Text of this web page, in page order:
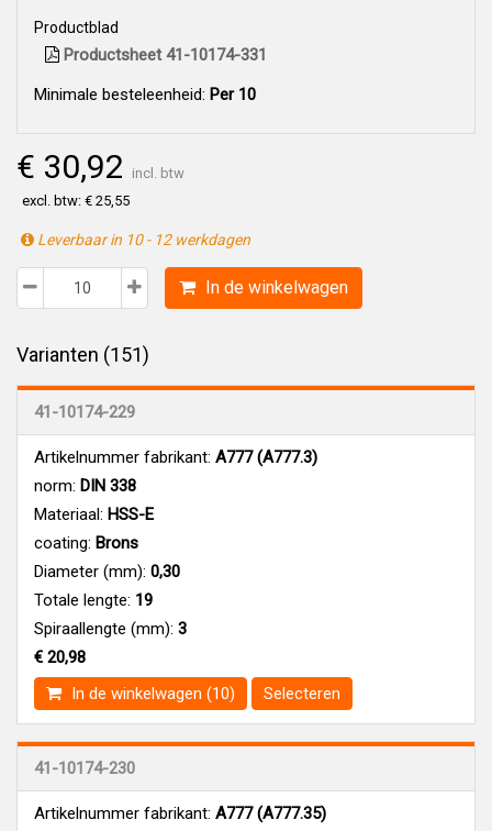
Productblad
Productsheet 41-10174-331
Minimale besteleenheid: Per 10
€ 30,92
incl. btw
excl. btw: € 25,55
Leverbaar in 10 - 12 werkdagen
In de winkelwagen
Varianten (151)
41-10174-229
Artikelnummer fabrikant: A777 (A777.3)
norm: DIN 338
Materiaal: HSS-E
coating: Brons
Diameter (mm): 0,30
Totale lengte: 19
Spiraallengte (mm): 3
€ 20,98
In de winkelwagen (10)
Selecteren
41-10174-230
Artikelnummer fabrikant: A777 (A777.35)